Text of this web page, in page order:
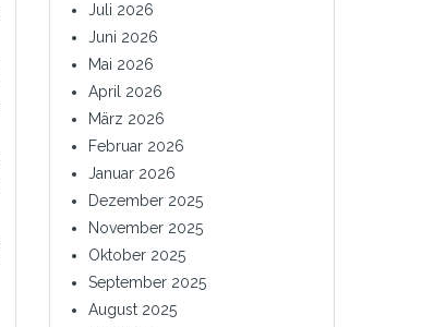
Juli 2026
Juni 2026
Mai 2026
April 2026
März 2026
Februar 2026
Januar 2026
Dezember 2025
November 2025
Oktober 2025
September 2025
August 2025